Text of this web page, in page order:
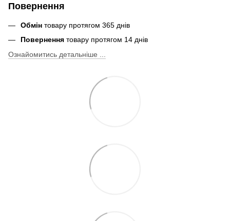
Повернення
Обмін товару протягом 365 днів
Повернення товару протягом 14 днів
Ознайомитись детальніше ...